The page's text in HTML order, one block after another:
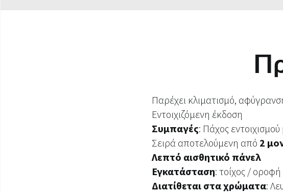
Παρέχει κλιματισμό,
Εντοιχιζόμενη έκδοση
Συμπαγές: Πάχος
Σειρά αποτελούμενη από 2
Λεπτό αισθητικό πάνελ
Εγκατάσταση: τοίχος / οροφή
Διατίθεται στα χρώματα: